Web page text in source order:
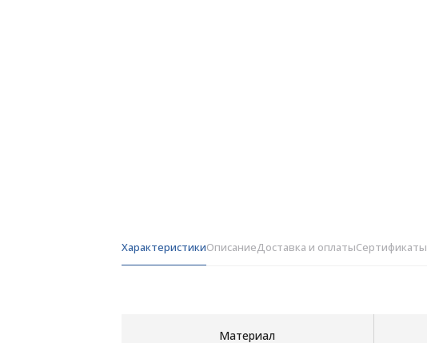
ХарактеристикиОписаниеДоставка и оплатыСертификаты
Материал